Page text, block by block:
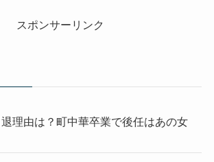
スポンサーリンク
理由は？町中華卒業で後任はあの女